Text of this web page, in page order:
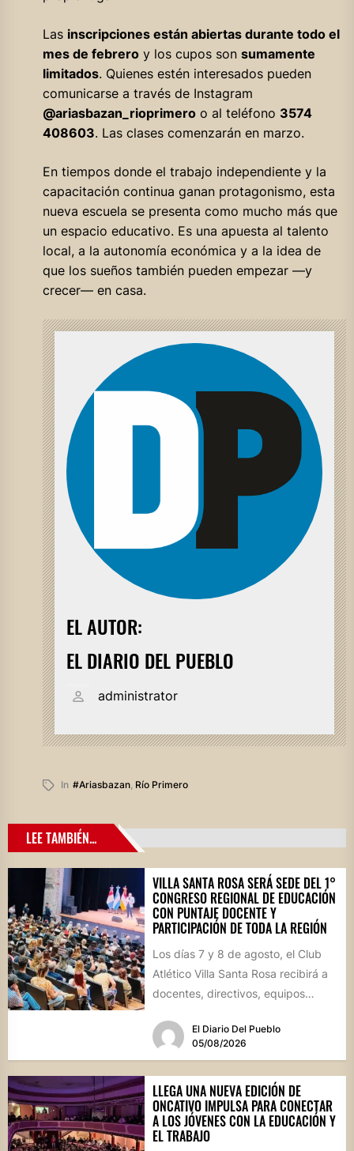
Las inscripciones están abiertas durante todo el
mes de febreroy los cupos son sumamente
limitados. Quienes estén interesados pueden
comunicarse a través de Instagram
@ariasbazan_rioprimeroo al teléfono 3574
408603. Las clases comenzarán en marzo.
En tiempos donde el trabajo independiente y la
capacitación continua ganan protagonismo, esta
nueva escuela se presenta como mucho más que
un espacio educativo. Es una apuesta al talento
local, a la autonomía económica y a la idea de
que los sueños también pueden empezar —y
crecer— en casa.
EL AUTOR:
EL DIARIO DEL PUEBLO
administrator
In #ariasbazan, Río Primero
LEE TAMBIÉN...
VILLA SANTA ROSA SERÁ SEDE DEL 1°
CONGRESO REGIONAL DE EDUCACIÓN
CON PUNTAJE DOCENTE Y
PARTICIPACIÓN DE TODA LA REGIÓN
Los días 7 y 8 de agosto, el Club
Atlético Villa Santa Rosa recibirá a
docentes, directivos, equipos
El Diario Del Pueblo
05/08/2026
LLEGA UNA NUEVA EDICIÓN DE
ONCATIVO IMPULSA PARA CONECTAR
A LOS JÓVENES CON LA EDUCACIÓN Y
EL TRABAJO